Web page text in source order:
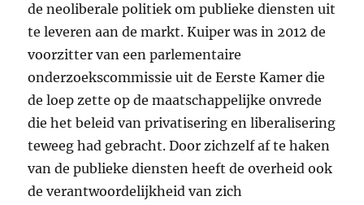
de neoliberale politiek om publieke diensten uit
te leveren aan de markt. Kuiper was in 2012 de
voorzitter van een parlementaire
onderzoekscommissie uit de Eerste Kamer die
de loep zette op de maatschappelijke onvrede
die het beleid van privatisering en liberalisering
teweeg had gebracht. Door zichzelf af te haken
van de publieke diensten heeft de overheid ook
de verantwoordelijkheid van zich